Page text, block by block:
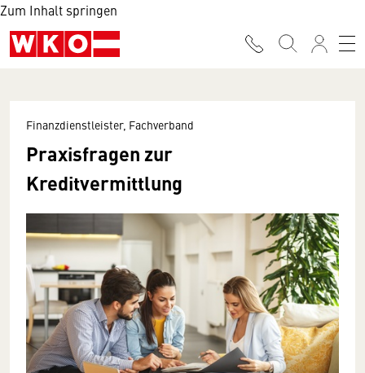
Zum Inhalt springen
Finanzdienstleister, Fachverband
Praxisfragen zur
Kreditvermittlung